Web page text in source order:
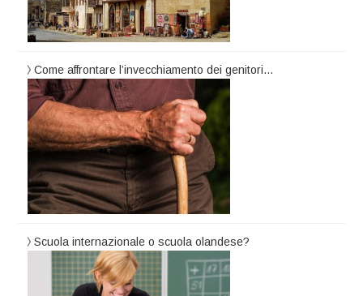
Come affrontare l’invecchiamento dei genitori…
Scuola internazionale o scuola olandese?